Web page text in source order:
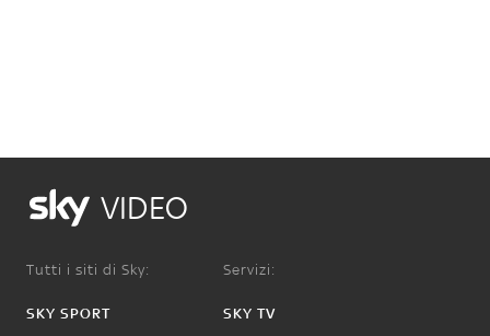
VIDEO
Tutti i siti di Sky:
SKY SPORT
Servizi:
SKY TV